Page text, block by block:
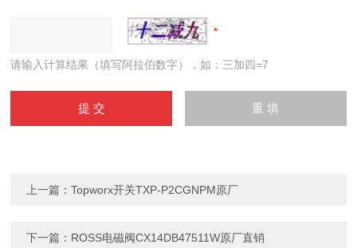
请输入计算结果（填写阿拉伯数字），如：三加四=7
上一篇：Topworx开关TXP-P2CGNPM原厂
下一篇： ROSS电磁阀CX14DB47511W原厂直销